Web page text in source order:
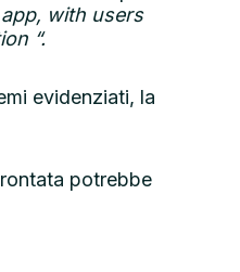
with users
“.
evidenziati, la
potrebbe